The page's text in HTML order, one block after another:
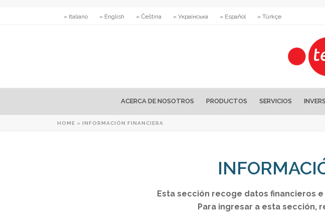
» Italiano » English » Čeština » Українська » Español » Türkçe
ACERCA DE NOSOTROS PRODUCTOS SERVICIOS
HOME » INFORMACIÓN FINANCIERA
Esta sección recoge datos financieros
Para ingresar a esta sección,